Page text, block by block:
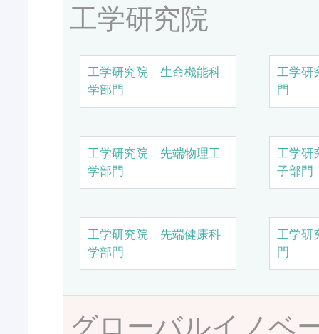
工学研究院
工学研究院 生命機能科
学部門
工学研
門
工学研究院 先端物理工
学部門
工学研
子部門
工学研究院 先端健康科
学部門
工学研
門
グローバルイノベ